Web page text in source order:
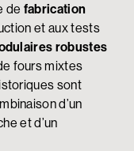
de fabrication
et aux tests
robustes
fours mixtes
sont
d’un
et d’un